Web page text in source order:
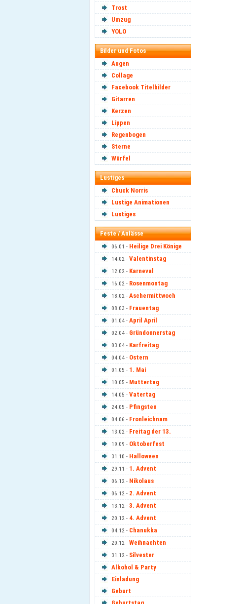
Trost
Umzug
YOLO
Bilder und Fotos
Augen
Collage
Facebook Titelbilder
Gitarren
Kerzen
Lippen
Regenbogen
Sterne
Würfel
Lustiges
Chuck Norris
Lustige Animationen
Lustiges
Feste / Anlässe
06.01 - Heilige Drei Könige
14.02 - Valentinstag
12.02 - Karneval
16.02 - Rosenmontag
18.02 - Aschermittwoch
08.03 - Frauentag
01.04 - April April
02.04 - Gründonnerstag
03.04 - Karfreitag
04.04 - Ostern
01.05 - 1. Mai
10.05 - Muttertag
14.05 - Vatertag
24.05 - Pfingsten
04.06 - Fronleichnam
13.02 - Freitag der 13.
19.09 - Oktoberfest
31.10 - Halloween
29.11 - 1. Advent
06.12 - Nikolaus
06.12 - 2. Advent
13.12 - 3. Advent
20.12 - 4. Advent
04.12 - Chanukka
20.12 - Weihnachten
31.12 - Silvester
Alkohol & Party
Einladung
Geburt